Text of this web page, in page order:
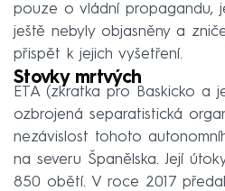
pouze o vládní propagandu,
ještě nebyly objasněny a
přispět k jejich vyšetření.
Stovky mrtvých
ETA (zkratka pro Baskicko a
ozbrojená separatistická
nezávislost tohoto
na severu Španělska. Její
850 obětí. V roce 2017